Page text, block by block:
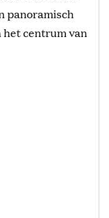
panoramisch
centrum van